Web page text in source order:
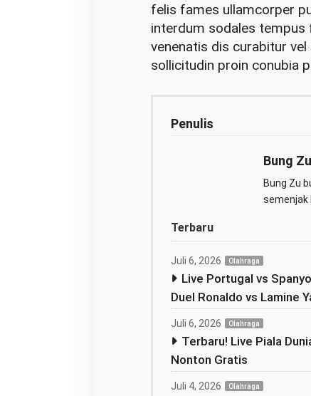
felis fames ullamcorper
interdum sodales tempus
venenatis dis curabitur
sollicitudin proin conubia
Penulis
Bung Zu
Bung Zu
semenjak
Terbaru
Juli 6, 2026 Olahraga
Live Portugal vs
Duel Ronaldo vs Lamine
Juli 6, 2026 Olahraga
Terbaru! Live Piala
Nonton Gratis
Juli 4, 2026 Olahraga